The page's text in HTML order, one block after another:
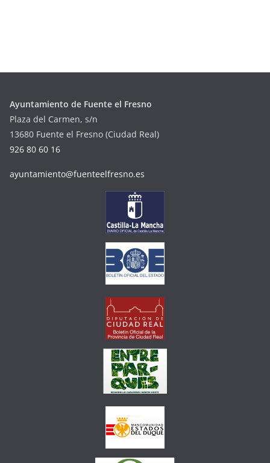
Ayuntamiento de Fuente el Fresno
Plaza del Carmen, s/n
13680 Fuente el Fresno (Ciudad Real)
926 80 60 16
ayuntamiento@fuenteelfresno.es